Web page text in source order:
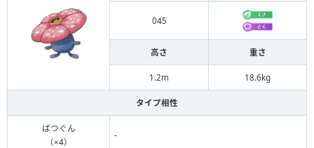
045
高さ 重さ
1.2m 18.6kg
タイプ相性
ばつぐん
（×4）
-